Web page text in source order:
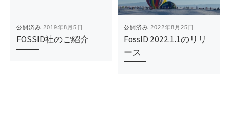
公開済み2019年8月5日
FOSSID社のご紹介
公開済み2022年8月25日
FossID 2022.1.1のリリ
ース